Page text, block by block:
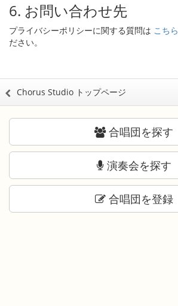
6. お問い合わせ先
プライバシーポリシーに関する質問は こちら
ださい。
Chorus Studio トップページ
合唱団を探す
演奏会を探す
合唱団を登録